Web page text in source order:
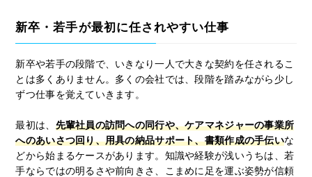
新卒・若手が最初に任されやすい仕事
新卒や若手の段階で、いきなり一人で大きな契約を任されるこ
とは多くありません。多くの会社では、段階を踏みながら少し
ずつ仕事を覚えていきます。
最初は、 先輩社員の訪問への同行や、ケアマネジャーの事業所
へのあいさつ回り、用具の納品サポート、書類作成の手伝いな
どから始まるケースがあります。知識や経験が浅いうちは、若
手ならではの明るさや前向きさ、こまめに足を運ぶ姿勢が信頼